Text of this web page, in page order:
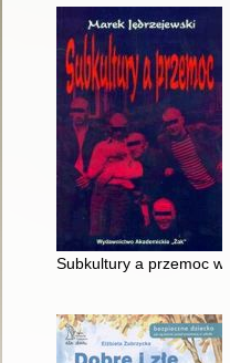
Subkultury a przemoc w